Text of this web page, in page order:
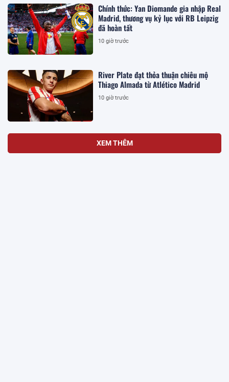
Chính thức: Yan Diomande gia nhập Real
Madrid, thương vụ kỷ lục với RB Leipzig
đã hoàn tất
10 giờ trước
River Plate đạt thỏa thuận chiêu mộ
Thiago Almada từ Atlético Madrid
10 giờ trước
XEM THÊM